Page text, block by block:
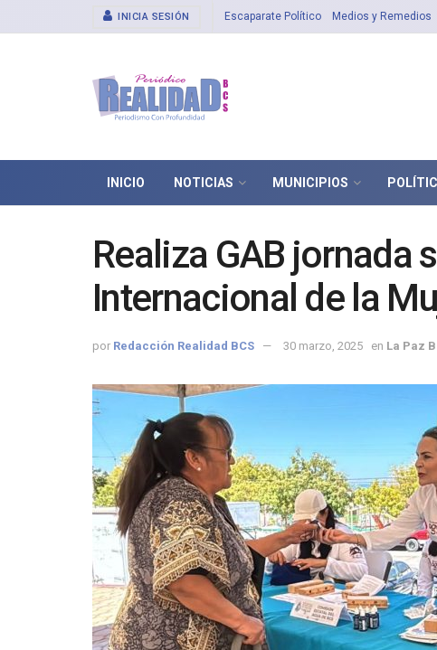
INICIA SESIÓN Escaparate Político Medios y Remedios
INICIO NOTICIAS MUNICIPIOS
Realiza GAB jornada
Internacional de la
por Redacción Realidad BCS 30 marzo, 2025 en La Paz